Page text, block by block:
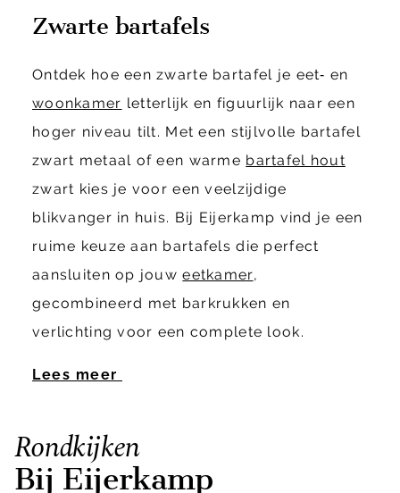
Zwarte bartafels
Ontdek hoe een zwarte bartafel je eet‑ en
woonkamer letterlijk en figuurlijk naar een
hoger niveau tilt. Met een stijlvolle bartafel
zwart metaal of een warme bartafel hout
zwart kies je voor een veelzijdige
blikvanger in huis. Bij Eijerkamp vind je een
ruime keuze aan bartafels die perfect
aansluiten op jouweetkamer,
gecombineerd met barkrukken en
verlichting voor een complete look.
Lees meer
Rondkijken
Bij Eijerkamp